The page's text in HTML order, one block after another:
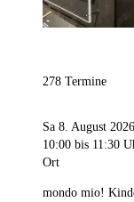
278 Termine
Sa 8. August 2026
10:00 bis 11:30
Ort
mondo mio!